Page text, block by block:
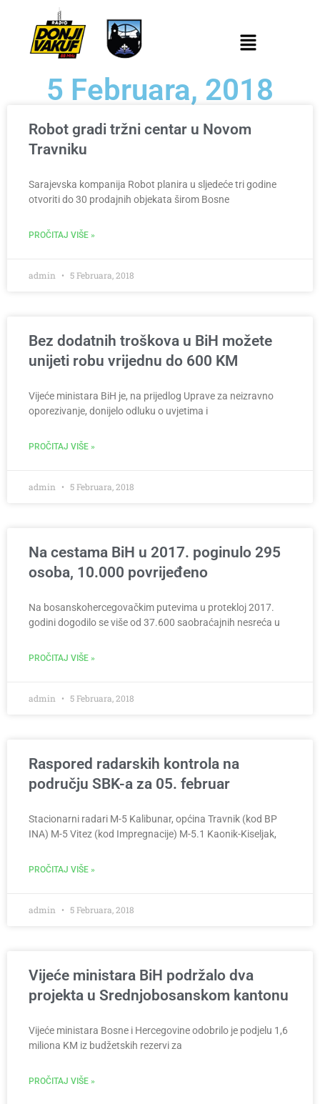
5 Februara, 2018
Robot gradi tržni centar u Novom
Travniku
Sarajevska kompanija Robot planira u sljedeće tri godine
otvoriti do 30 prodajnih objekata širom Bosne
PROČITAJ VIŠE »
admin 5 Februara, 2018
Bez dodatnih troškova u BiH možete
unijeti robu vrijednu do 600 KM
Vijeće ministara BiH je, na prijedlog Uprave za neizravno
oporezivanje, donijelo odluku o uvjetima i
PROČITAJ VIŠE »
admin 5 Februara, 2018
Na cestama BiH u 2017. poginulo 295
osoba, 10.000 povrijeđeno
Na bosanskohercegovačkim putevima u protekloj 2017.
godini dogodilo se više od 37.600 saobraćajnih nesreća u
PROČITAJ VIŠE »
admin 5 Februara, 2018
Raspored radarskih kontrola na
području SBK-a za 05. februar
Stacionarni radari M-5 Kalibunar, općina Travnik (kod BP
INA) M-5 Vitez (kod Impregnacije) M-5.1 Kaonik-Kiseljak,
PROČITAJ VIŠE »
admin 5 Februara, 2018
Vijeće ministara BiH podržalo dva
projekta u Srednjobosanskom kantonu
Vijeće ministara Bosne i Hercegovine odobrilo je podjelu 1,6
miliona KM iz budžetskih rezervi za
PROČITAJ VIŠE »